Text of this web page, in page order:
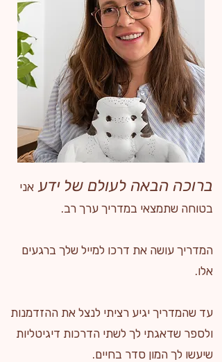
ברוכה הבאה לעולם של ידע אני
בטוחה שתמצאי במדריך ערך רב.
המדריך עושה את דרכו למייל שלך ברגעים
אלו.
עד שהמדריך יגיע רציתי לנצל את ההזדמנות
ולספר שדאגתי לך לשתי הדרכות דיגיטליות
שיעשו לך המון סדר בחיים.